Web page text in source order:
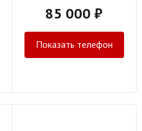
85 000 ₽
Показать телефон